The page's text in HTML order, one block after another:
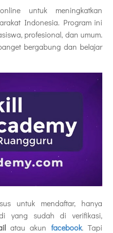
untuk meningkatkan
Indonesia. Program ini
profesional, dan umum.
bergabung dan belajar
untuk mendaftar, hanya
yang sudah di verifikasi,
atau akun facebook. Tapi